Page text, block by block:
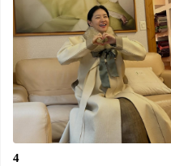
4